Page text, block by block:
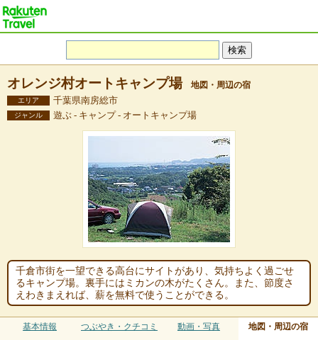
オレンジ村オートキャンプ場 地図・周辺の宿
エリア 千葉県南房総市
ジャンル 遊ぶ - キャンプ - オートキャンプ場
千倉市街を一望できる高台にサイトがあり、気持ちよく過ごせ
るキャンプ場。裏手にはミカンの木がたくさん。また、節度さ
えわきまえれば、薪を無料で使うことができる。
基本情報 つぶやき・クチコミ 動画・写真 地図・周辺の宿